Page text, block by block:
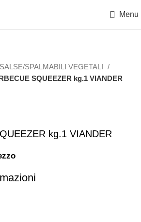
Menu
SALSE/SPALMABILI VEGETALI
SQUEEZER kg.1 VIANDER
kg.1 VIANDER